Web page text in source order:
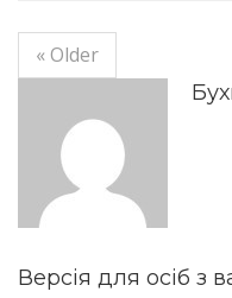
« Older
Версія для осіб з